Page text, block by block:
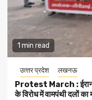
1 min read
उत्‍तर प्रदेश लखनऊ
Protest March : ईरान
के विरोध में वामपंथी दलों का